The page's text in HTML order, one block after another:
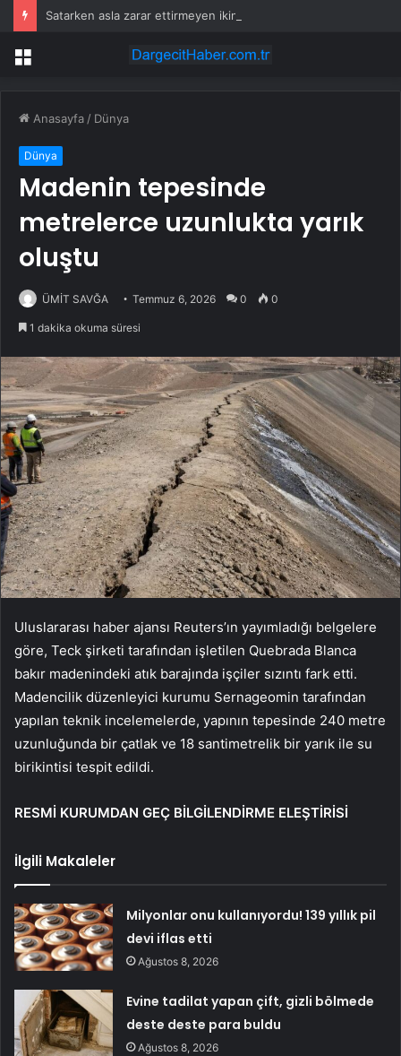
Satarken asla zarar ettirmeyen ikinci el araçlar
Menü
Anasayfa / Dünya
Dünya
Madenin tepesinde
metrelerce uzunlukta yarık
oluştu
ÜMİT SAVĞA Temmuz 6, 2026 0 0
1 dakika okuma süresi
Uluslararası haber ajansı Reuters’ın yayımladığı belgelere
göre, Teck şirketi tarafından işletilen Quebrada Blanca
bakır madenindeki atık barajında işçiler sızıntı fark etti.
Madencilik düzenleyici kurumu Sernageomin tarafından
yapılan teknik incelemelerde, yapının tepesinde 240 metre
uzunluğunda bir çatlak ve 18 santimetrelik bir yarık ile su
birikintisi tespit edildi.
RESMİ KURUMDAN GEÇ BİLGİLENDİRME ELEŞTİRİSİ
İlgili Makaleler
Milyonlar onu kullanıyordu! 139 yıllık pil
devi iflas etti
Ağustos 8, 2026
Evine tadilat yapan çift, gizli bölmede
deste deste para buldu
Ağustos 8, 2026